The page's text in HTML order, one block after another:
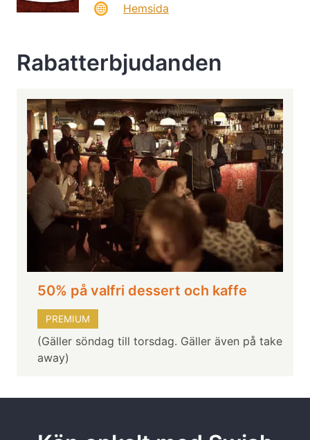
Hemsida
Rabatterbjudanden
50% på valfri dessert och kaffe
PREMIUM
(Gäller söndag till torsdag. Gäller även på take
away)